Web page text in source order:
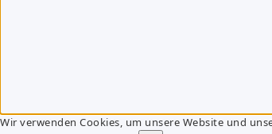
Wir verwenden Cookies, um unsere Website und